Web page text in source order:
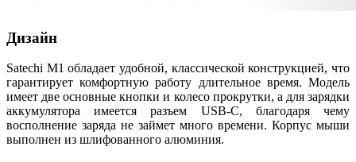
Дизайн
Satechi M1 обладает удобной, классической конструкцией, что
гарантирует комфортную работу длительное время. Модель
имеет две основные кнопки и колесо прокрутки, а для зарядки
аккумулятора имеется разъем USB-C, благодаря чему
восполнение заряда не займет много времени. Корпус мыши
выполнен из шлифованного алюминия.